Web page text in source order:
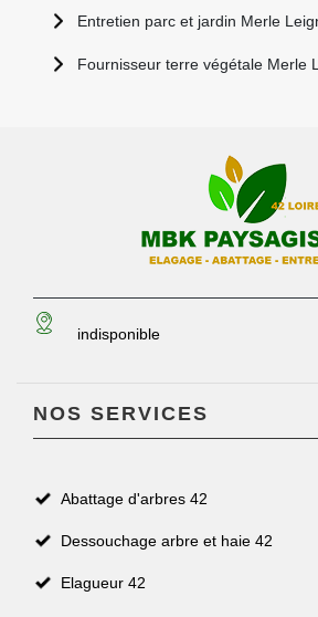
Entretien parc et jardin Merle
Fournisseur terre végétale Merle
indisponible
NOS SERVICES
Abattage d'arbres 42
Dessouchage arbre et haie 42
Elagueur 42